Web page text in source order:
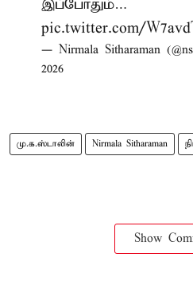
இப்போதும்…
pic.twitter.com/
— Nirmala Sitharaman
2026
மு.க.ஸ்டாலின் Nirmala Sitharaman
Show